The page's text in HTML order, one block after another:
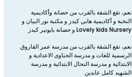
نعم، تقع الشقة بالقرب من حضانة وأكاديمية
النخبة و أكاديمية هابي كيدز و مكتبة نور البيان و
Lovely kids Nursery و حضانة بايونير كيدز
نعم، تقع الشقة بالقرب من مدرسة عمر الفاروق
الرسمية للغات و مدرسة الحناوى الاعدادية و
الابتدائية و مدرسة النحال الابتدائية و مدرسة
الشهيد كامل عابدين